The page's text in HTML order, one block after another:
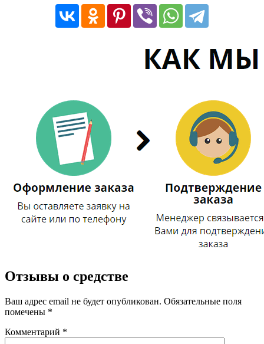
Отзывы о средстве
Ваш адрес email не будет опубликован. Обязательные поля
помечены *
Комментарий *